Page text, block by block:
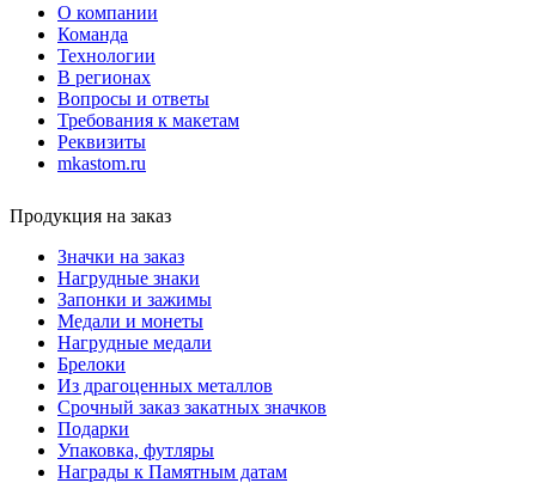
О компании
Команда
Технологии
В регионах
Вопросы и ответы
Требования к макетам
Реквизиты
mkastom.ru
Продукция на заказ
Значки на заказ
Нагрудные знаки
Запонки и зажимы
Медали и монеты
Нагрудные медали
Брелоки
Из драгоценных металлов
Срочный заказ закатных значков
Подарки
Упаковка, футляры
Награды к Памятным датам